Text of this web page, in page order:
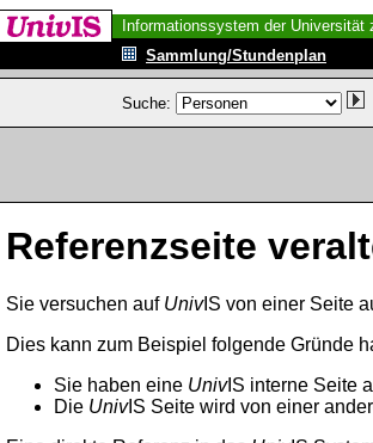
Informationssystem der Universität
Sammlung/Stundenplan
Suche:
Referenzseite
Sie versuchen auf UnivIS von einer Seite
Dies kann zum Beispiel folgende Gründe
Sie haben eine UnivIS interne Seite
Die UnivIS Seite wird von einer